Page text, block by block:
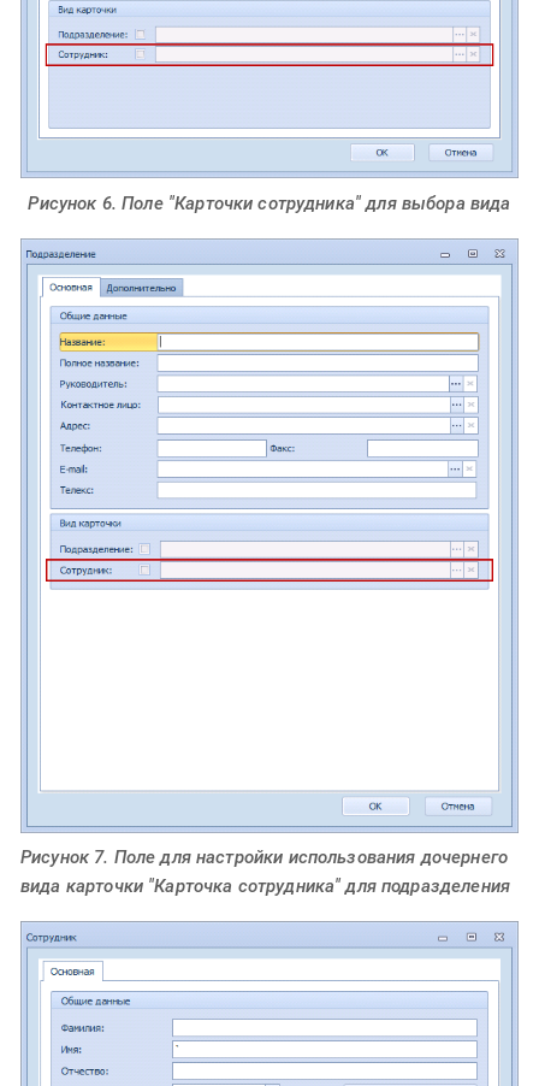
Рисунок 6. Поле "Карточки сотрудника" для выбора вида
Рисунок 7. Поле для настройки использования дочернего
вида карточки "Карточка сотрудника" для подразделения